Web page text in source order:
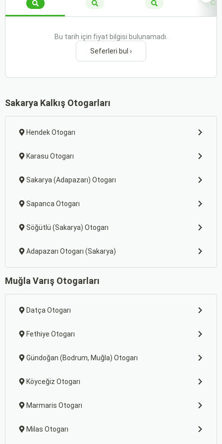
Bu tarih için fiyat bilgisi bulunamadı.
Seferleri bul ›
Sakarya Kalkış Otogarları
Hendek Otogarı
Karasu Otogarı
Sakarya (Adapazarı) Otogarı
Sapanca Otogarı
Söğütlü (Sakarya) Otogarı
Adapazarı Otogarı (Sakarya)
Muğla Varış Otogarları
Datça Otogarı
Fethiye Otogarı
Gündoğan (Bodrum, Muğla) Otogarı
Köyceğiz Otogarı
Marmaris Otogarı
Milas Otogarı